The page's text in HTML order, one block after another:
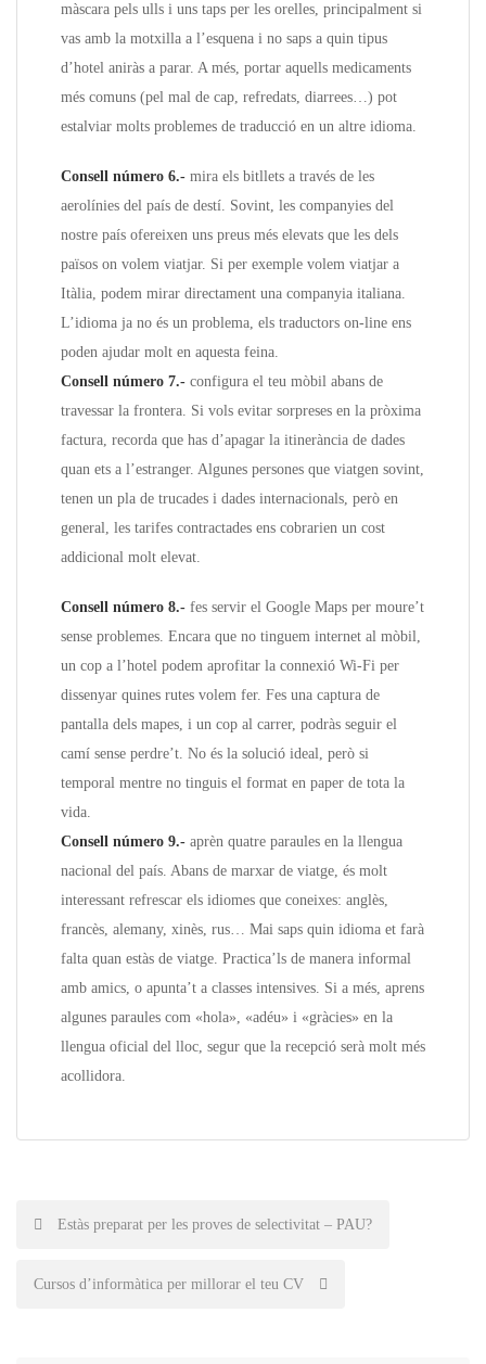
màscara pels ulls i uns taps per les orelles, principalment si
vas amb la motxilla a l’esquena i no saps a quin tipus
d’hotel aniràs a parar. A més, portar aquells medicaments
més comuns (pel mal de cap, refredats, diarrees…) pot
estalviar molts problemes de traducció en un altre idioma.
Consell número 6.- mira els bitllets a través de les
aerolínies del país de destí. Sovint, les companyies del
nostre país ofereixen uns preus més elevats que les dels
països on volem viatjar. Si per exemple volem viatjar a
Itàlia, podem mirar directament una companyia italiana.
L’idioma ja no és un problema, els traductors on-line ens
poden ajudar molt en aquesta feina.
Consell número 7.- configura el teu mòbil abans de
travessar la frontera. Si vols evitar sorpreses en la pròxima
factura, recorda que has d’apagar la itinerància de dades
quan ets a l’estranger. Algunes persones que viatgen sovint,
tenen un pla de trucades i dades internacionals, però en
general, les tarifes contractades ens cobrarien un cost
addicional molt elevat.
Consell número 8.- fes servir el Google Maps per moure’t
sense problemes. Encara que no tinguem internet al mòbil,
un cop a l’hotel podem aprofitar la connexió Wi-Fi per
dissenyar quines rutes volem fer. Fes una captura de
pantalla dels mapes, i un cop al carrer, podràs seguir el
camí sense perdre’t. No és la solució ideal, però si
temporal mentre no tinguis el format en paper de tota la
vida.
Consell número 9.- aprèn quatre paraules en la llengua
nacional del país. Abans de marxar de viatge, és molt
interessant refrescar els idiomes que coneixes: anglès,
francès, alemany, xinès, rus… Mai saps quin idioma et farà
falta quan estàs de viatge. Practica’ls de manera informal
amb amics, o apunta’t a classes intensives. Si a més, aprens
algunes paraules com «hola», «adéu» i «gràcies» en la
llengua oficial del lloc, segur que la recepció serà molt més
acollidora.
Post
navigation
Estàs preparat per les proves de selectivitat – PAU?
Cursos d’informàtica per millorar el teu CV